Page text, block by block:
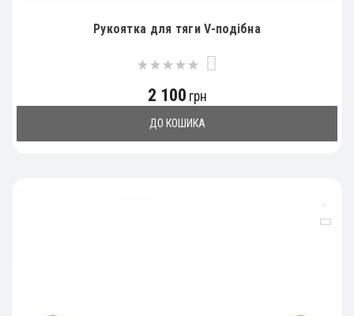
Рукоятка для тяги V-подібна
2 100 грн
ДО КОШИКА